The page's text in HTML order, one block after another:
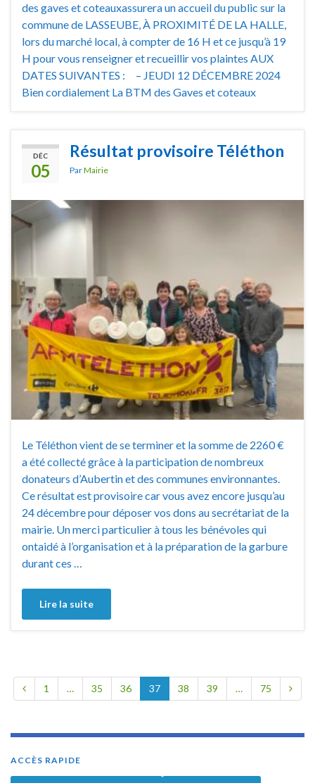
des gaves et coteauxassurera un accueil du public sur la
commune de LASSEUBE, À PROXIMITÉ DE LA HALLE,
lors du marché local, à compter de 16 H et ce jusqu’à 19
H pour vous renseigner et recueillir vos plaintes AUX
DATES SUIVANTES : – JEUDI 12 DÉCEMBRE 2024
Bien cordialement La BTM des Gaves et coteaux
DÉC
05
Résultat provisoire Téléthon
ParMairie
Le Téléthon vient de se terminer et la somme de 2260 €
a été collecté grâce à la participation de nombreux
donateurs d’Aubertin et des communes environnantes.
Ce résultat est provisoire car vous avez encore jusqu’au
24 décembre pour déposer vos dons au secrétariat de la
mairie. Un merci particulier à tous les bénévoles qui
ontaidé à l’organisation et à la préparation de la garbure
durant ces …
Lire la suite
1 … 35 36 37 38 39 … 75
ACCÈS RAPIDE